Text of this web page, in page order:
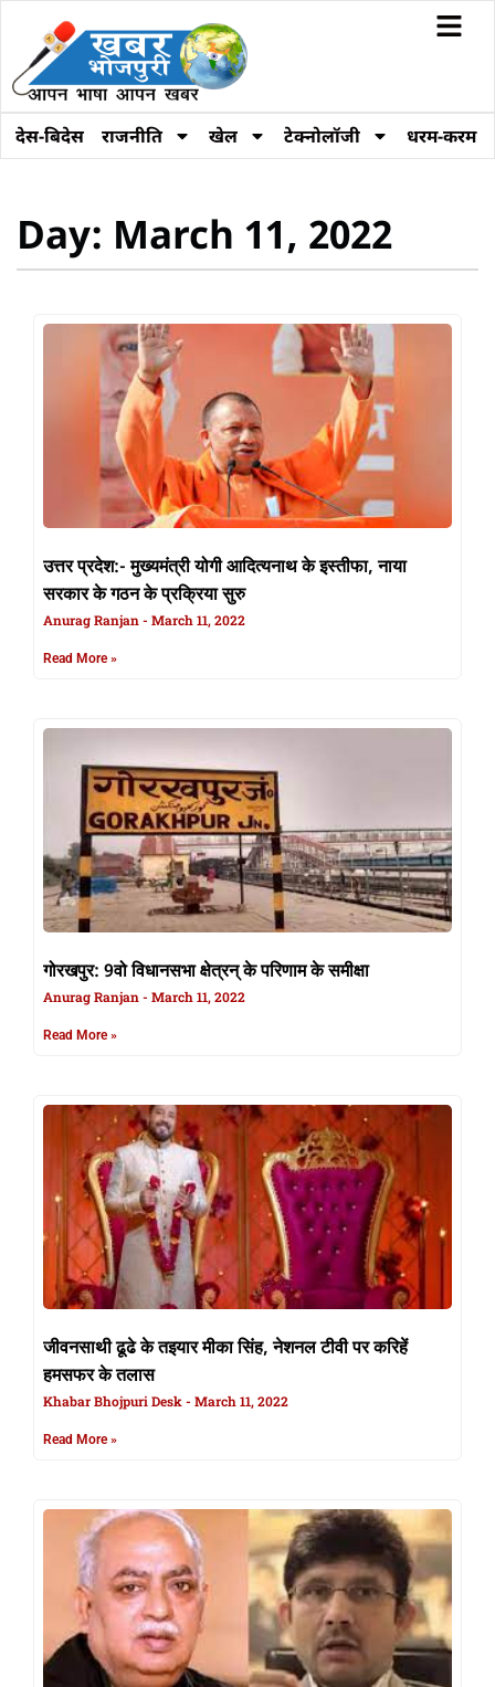
देस-बिदेस राजनीति खेल टेक्नोलॉजी धरम-करम
Day: March 11, 2022
उत्तर प्रदेश:- मुख्यमंत्री योगी आदित्यनाथ के इस्तीफा, नाया
सरकार के गठन के प्रक्रिया सुरु
Anurag Ranjan March 11, 2022
Read More »
गोरखपुर: 9वो विधानसभा क्षेत्रन् के परिणाम के समीक्षा
Anurag Ranjan March 11, 2022
Read More »
जीवनसाथी ढूढे के तइयार मीका सिंह, नेशनल टीवी पर करिहें
हमसफर के तलास
Khabar Bhojpuri Desk March 11, 2022
Read More »